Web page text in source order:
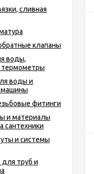
сливная
клапаны
воды,
воды и
машины
фитинги
и материалы
сантехники
и системы
труб и